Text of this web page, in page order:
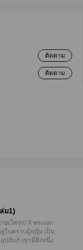
ติดตาม
ติดตาม
ม1)
ย(โพรุก) X พระเอก
ในคราบผู้หญิง เป็น
ปถัมภ์ เขามีสิ่งหนึ่ง